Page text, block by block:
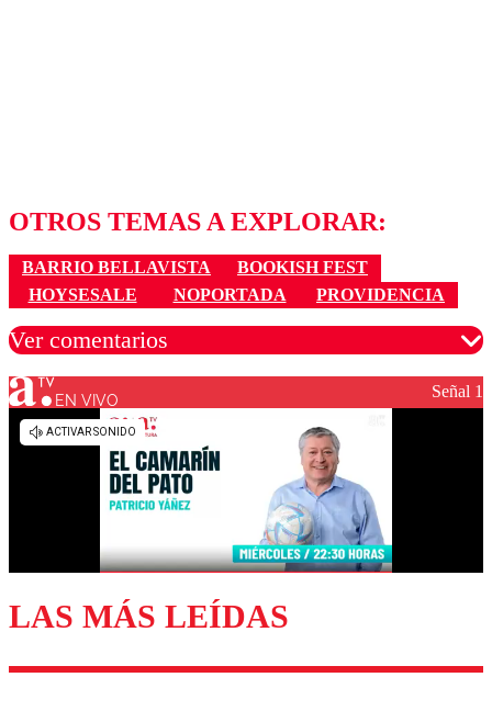
OTROS TEMAS A EXPLORAR:
BARRIO BELLAVISTA
BOOKISH FEST
HOYSESALE
NOPORTADA PROVIDENCIA
Ver comentarios
Los comentarios son moderados para garantizar un
diálogo respetuoso.
Enviar comentario
EN VIVO Señal 1
LAS MÁS LEÍDAS